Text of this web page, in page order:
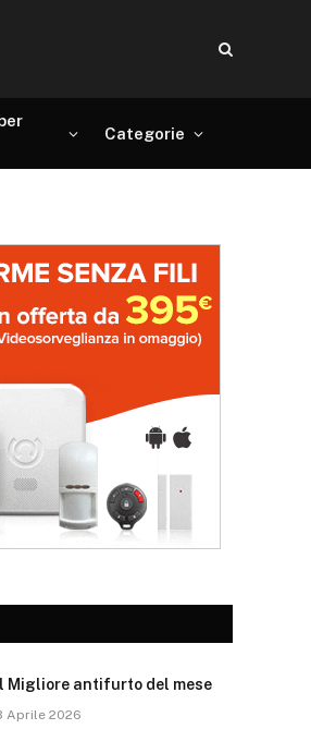
Categorie
Il Migliore antifurto del mese
Aprile 2026